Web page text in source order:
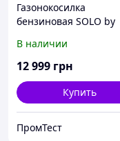
Газонокосилка
бензиновая SOLO by
В наличии
12 999 грн
Купить
ПромТест